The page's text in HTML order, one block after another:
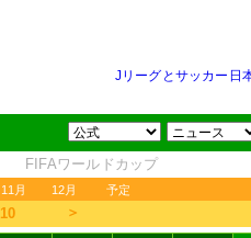
Jリーグとサッカー日
FIFAワールドカップ
11月 12月 予定
10 ＞